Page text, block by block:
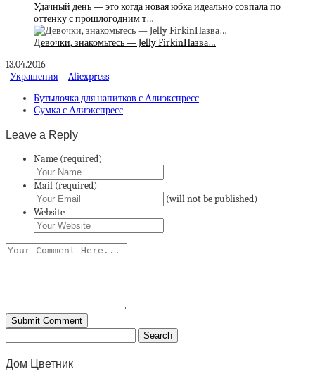
Удачный день — это когда новая юбка идеально совпала по
оттенку с прошлогодним т…
Девочки, знакомьтесь — Jelly FirkinНазва…
13.04.2016
Украшения
Aliexpress
Бутылочка для напитков с Алиэкспресс
Сумка с Алиэкспресс
Leave a Reply
Name (required)
Mail (required)
(will not be published)
Website
Дом Цветник